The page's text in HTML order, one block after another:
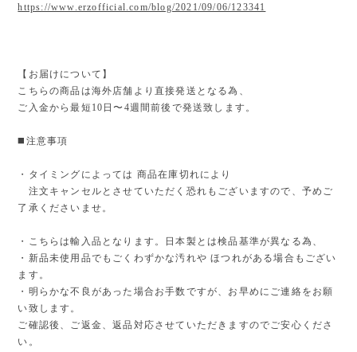
https://www.erzofficial.com/blog/2021/09/06/123341
【お届けについて】
こちらの商品は海外店舗より直接発送となる為、
ご入金から最短10日〜4週間前後で発送致します。
◼️注意事項
・タイミングによっては 商品在庫切れにより
注文キャンセルとさせていただく恐れもございますので、予めご
了承くださいませ。
・こちらは輸入品となります。日本製とは検品基準が異なる為、
・新品未使用品でもごくわずかな汚れや ほつれがある場合もござい
ます。
・明らかな不良があった場合お手数ですが、お早めにご連絡をお願
い致します。
ご確認後、ご返金、返品対応させていただきますのでご安心くださ
い。